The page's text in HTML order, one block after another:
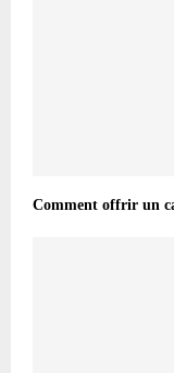
Comment offrir un